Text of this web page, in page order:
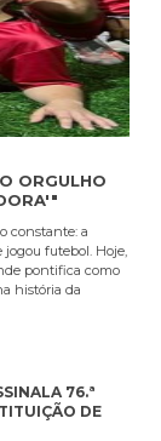
ORGULHO
constante: a
futebol. Hoje,
pontifica como
história da
76.ª
DE